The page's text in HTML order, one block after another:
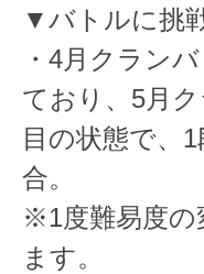
▼バトルに挑
・4月クラン
ており、5月
目の状態で、
合。
※1度難易度の
ます。